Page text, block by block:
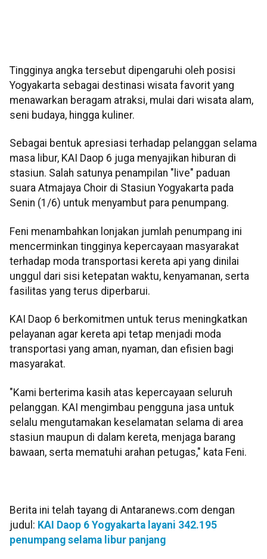
Tingginya angka tersebut dipengaruhi oleh posisi
Yogyakarta sebagai destinasi wisata favorit yang
menawarkan beragam atraksi, mulai dari wisata alam,
seni budaya, hingga kuliner.
Sebagai bentuk apresiasi terhadap pelanggan selama
masa libur, KAI Daop 6 juga menyajikan hiburan di
stasiun. Salah satunya penampilan "live" paduan
suara Atmajaya Choir di Stasiun Yogyakarta pada
Senin (1/6) untuk menyambut para penumpang.
Feni menambahkan lonjakan jumlah penumpang ini
mencerminkan tingginya kepercayaan masyarakat
terhadap moda transportasi kereta api yang dinilai
unggul dari sisi ketepatan waktu, kenyamanan, serta
fasilitas yang terus diperbarui.
KAI Daop 6 berkomitmen untuk terus meningkatkan
pelayanan agar kereta api tetap menjadi moda
transportasi yang aman, nyaman, dan efisien bagi
masyarakat.
"Kami berterima kasih atas kepercayaan seluruh
pelanggan. KAI mengimbau pengguna jasa untuk
selalu mengutamakan keselamatan selama di area
stasiun maupun di dalam kereta, menjaga barang
bawaan, serta mematuhi arahan petugas," kata Feni.
Berita ini telah tayang di Antaranews.com dengan
judul: KAI Daop 6 Yogyakarta layani 342.195
penumpang selama libur panjang